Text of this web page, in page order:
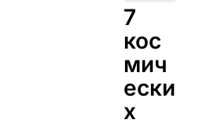
7
кос
мич
ески
х